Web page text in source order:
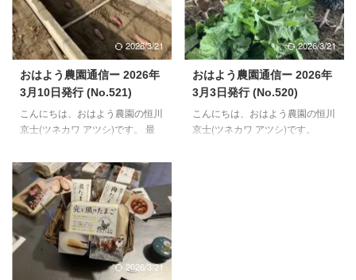
レビ系列で放送されるシューイチ
という番組内で、おはよう農園を
取り上げていただくことになりま
した。 番組は、AM5:55~AM9:25
ですが、8:40前後ぐらいに出るそ
うです（ドキドキ）。 【鶏さん
と周辺のご様子】 おかげで、鶏
さんたちの活動時間が長くなり、
食欲も増えてきました。卵も徐々
づくりの継続、この辺りを並行し
てやっていく予定です。 【鶏さ
んのご様子】 若い世代を中心に
産卵が春モードになりました。一
番若い世代の子たちの産卵も、先
週14日から始まりました。生後
134日目での初卵になり、ここ数
日の間は、３～5個/日ぐらいのペ
ースで進んでおります。しばらく
2026/3/21
おはよう農園通信ー 2026年
3月10日発行 (No.521)
こんにちは、おはよう農園の恒川
京士(ツネカワ アツシ)です。 最
代、半導体製造にかかわる業界で
お仕事していました。退職する
1~2年前からAI用の半導体製造の
開発が行われていたような気がし
ます。人の役割だった仕事が、AI
にとって代わる。そんな時代が来
ると、当時予見しておりました。
考えなくても、自動的に様々なタ
2026/3/21
おはよう農園通信ー 2026年
3月3日発行 (No.520)
こんにちは、おはよう農園の恒川
京士(ツネカワ アツシ)です。
2026/3/21